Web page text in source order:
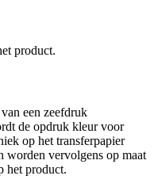
product.
een zeefdruk
de opdruk kleur voor
op het transferpapier
worden vervolgens op maat
het product.